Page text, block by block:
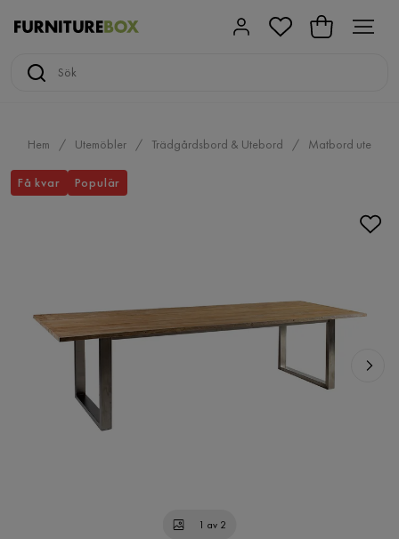
Hem Utemöbler Trädgårdsbord & Utebord Matbord ute
Få kvar Populär
1 av 2